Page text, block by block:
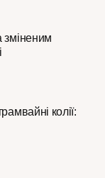
зміненим
колії: